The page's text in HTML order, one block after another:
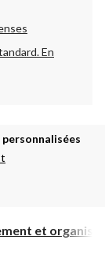
En
et